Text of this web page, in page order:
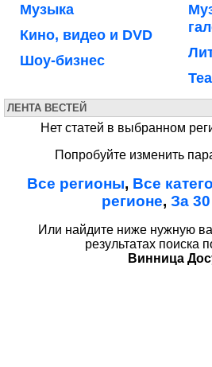
Музыка
Кино, видео и DVD
Шоу-бизнес
ЛЕНТА ВЕСТЕЙ
Нет статей в выбранном
Попробуйте изменить
Все регионы, Все
регионе, За
Или найдите ниже нужную
результатах поиска
Винница